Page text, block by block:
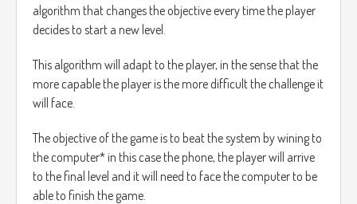
algorithm that changes the objective every time the player
decides to start a new level.
This algorithm will adapt to the player, in the sense that the
more capable the player is the more difficult the challenge it
will face.
The objective of the game is to beat the system by wining to
the computer* in this case the phone, the player will arrive
to the final level and it will need to face the computer to be
able to finish the game.